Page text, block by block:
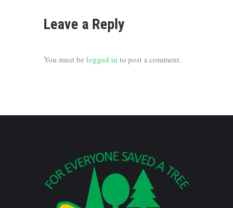
Leave a Reply
You must be logged in to post a comment.